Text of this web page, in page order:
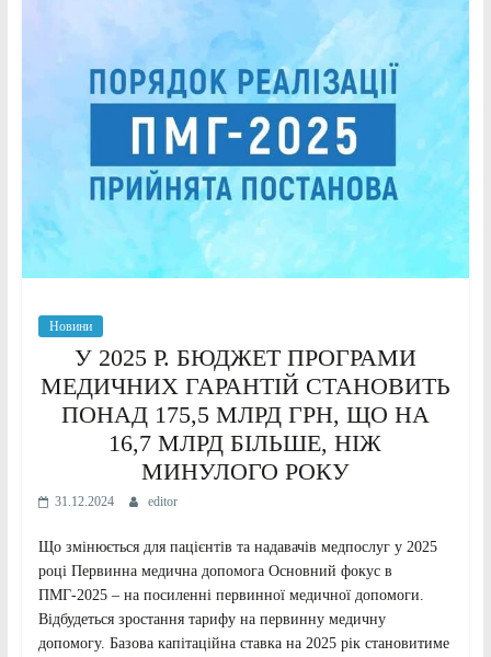
Новини
У 2025 Р. БЮДЖЕТ ПРОГРАМИ
МЕДИЧНИХ ГАРАНТІЙ СТАНОВИТЬ
ПОНАД 175,5 МЛРД ГРН, ЩО НА
16,7 МЛРД БІЛЬШЕ, НІЖ
МИНУЛОГО РОКУ
31.12.2024 editor
Що змінюється для пацієнтів та надавачів медпослуг у 2025
році Первинна медична допомога Основний фокус в
ПМГ-2025 – на посиленні первинної медичної допомоги.
Відбудеться зростання тарифу на первинну медичну
допомогу. Базова капітаційна ставка на 2025 рік становитиме